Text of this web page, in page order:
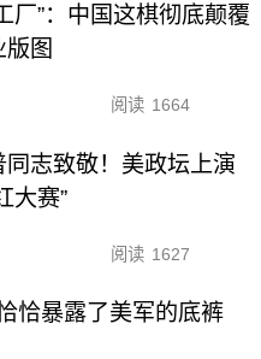
厂”：中国这棋彻底颠覆
图
阅读 1664
同志致敬！美政坛上演
大赛”
阅读 1627
恰暴露了美军的底裤